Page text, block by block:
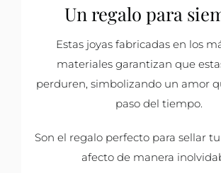
Un regalo para
Estas joyas fabricadas en los
materiales garantizan que
perduren, simbolizando un amor
paso del tiempo.
Son el regalo perfecto para sellar
afecto de manera